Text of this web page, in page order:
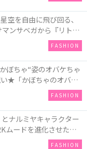
空を自由に飛び回る、
ンサベガから『リトル
バーサリーイヤー』を
FASHION
ぼちゃ“姿のオバケちゃ
★「かぼちゃのオバケ
！Q-pot CAFE.では
ート」も登場
FASHION
ナルミヤキャラクター
ムードを進化させた新
FASHION